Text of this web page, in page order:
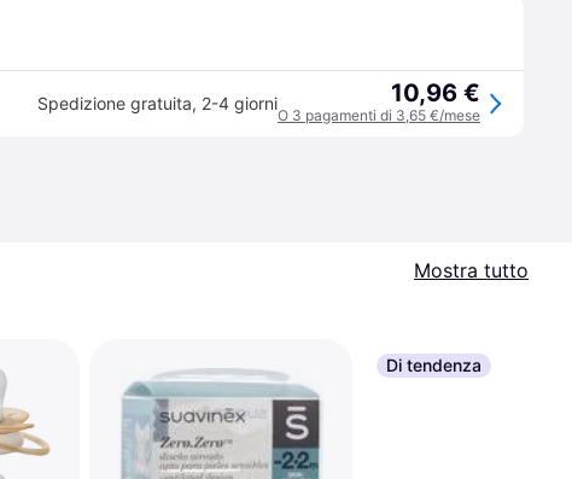
Spedizione gratuita, 2-4 giorni 10,96 €
O 3 pagamenti di 3,65 €/mese
Mostra tutto
Di tendenza